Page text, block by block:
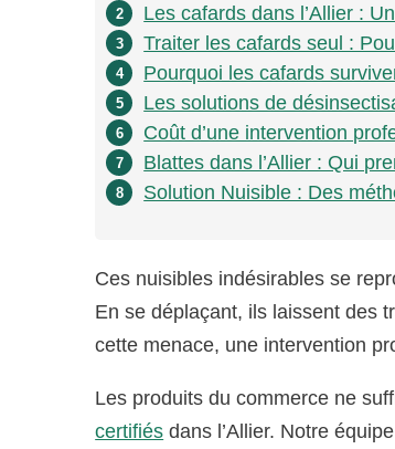
2 Les cafards dans l’Allier :
3 Traiter les cafards seul :
4 Pourquoi les cafards
5 Les solutions de
6 Coût d’une intervention
7 Blattes dans l’Allier : Qui
8 Solution Nuisible : Des
Ces nuisibles indésirables se
En se déplaçant, ils laissent des
cette menace, une intervention
Les produits du commerce ne
certifiés dans l’Allier. Notre